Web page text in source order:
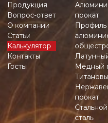
Продукция
Вопрос-ответ
О компании
Статьи
Калькулятор
Контакты
Госты
прокат
Профиль
Медный
прокат
сталь